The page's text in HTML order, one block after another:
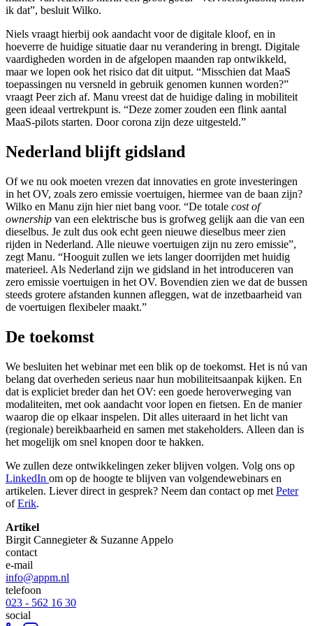
ik dat”, besluit Wilko.
Niels vraagt hierbij ook aandacht voor de digitale kloof, en in
hoeverre de huidige situatie daar nu verandering in brengt. Digitale
vaardigheden worden in de afgelopen maanden rap ontwikkeld,
maar we lopen ook het risico dat dit uitput. “Misschien dat MaaS
toepassingen nu versneld in gebruik genomen kunnen worden?”
vraagt Peer zich af. Manu vreest dat de huidige daling in mobiliteit
geen ideaal vertrekpunt is. “Deze zomer zouden een flink aantal
MaaS-pilots starten. Door corona zijn deze uitgesteld.”
Nederland blijft gidsland
Of we nu ook moeten vrezen dat innovaties en grote investeringen
in het OV, zoals zero emissie voertuigen, hiermee van de baan zijn?
Wilko en Manu zijn hier niet bang voor. “De totale cost of
ownership van een elektrische bus is grofweg gelijk aan die van een
dieselbus. Je zult dus ook echt geen nieuwe dieselbus meer zien
rijden in Nederland. Alle nieuwe voertuigen zijn nu zero emissie”,
zegt Manu. “Hooguit zullen we iets langer doorrijden met huidig
materieel. Als Nederland zijn we gidsland in het introduceren van
zero emissie voertuigen in het OV. Bovendien zien we dat de bussen
steeds grotere afstanden kunnen afleggen, wat de inzetbaarheid van
de voertuigen flexibeler maakt.”
De toekomst
We besluiten het webinar met een blik op de toekomst. Het is nú van
belang dat overheden serieus naar hun mobiliteitsaanpak kijken. En
dat is expliciet breder dan het OV: een goede heroverweging van
modaliteiten, met ook aandacht voor lopen en fietsen. En de manier
waarop die op elkaar inspelen. Dit alles uiteraard in het licht van
(regionale) bereikbaarheid en samen met stakeholders. Alleen dan is
het mogelijk om snel knopen door te hakken.
We zullen deze ontwikkelingen zeker blijven volgen. Volg ons op
LinkedIn om op de hoogte te blijven van volgendewebinars en
artikelen. Liever direct in gesprek? Neem dan contact op met Peter
ofErik.
Artikel
Birgit Cannegieter & Suzanne Appelo
contact
e-mail
info@appm.nl
telefoon
023 - 562 16 30
social